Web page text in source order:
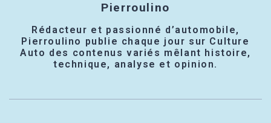
Pierroulino
Rédacteur et passionné d’automobile,
Pierroulino publie chaque jour sur Culture
Auto des contenus variés mêlant histoire,
technique, analyse et opinion.